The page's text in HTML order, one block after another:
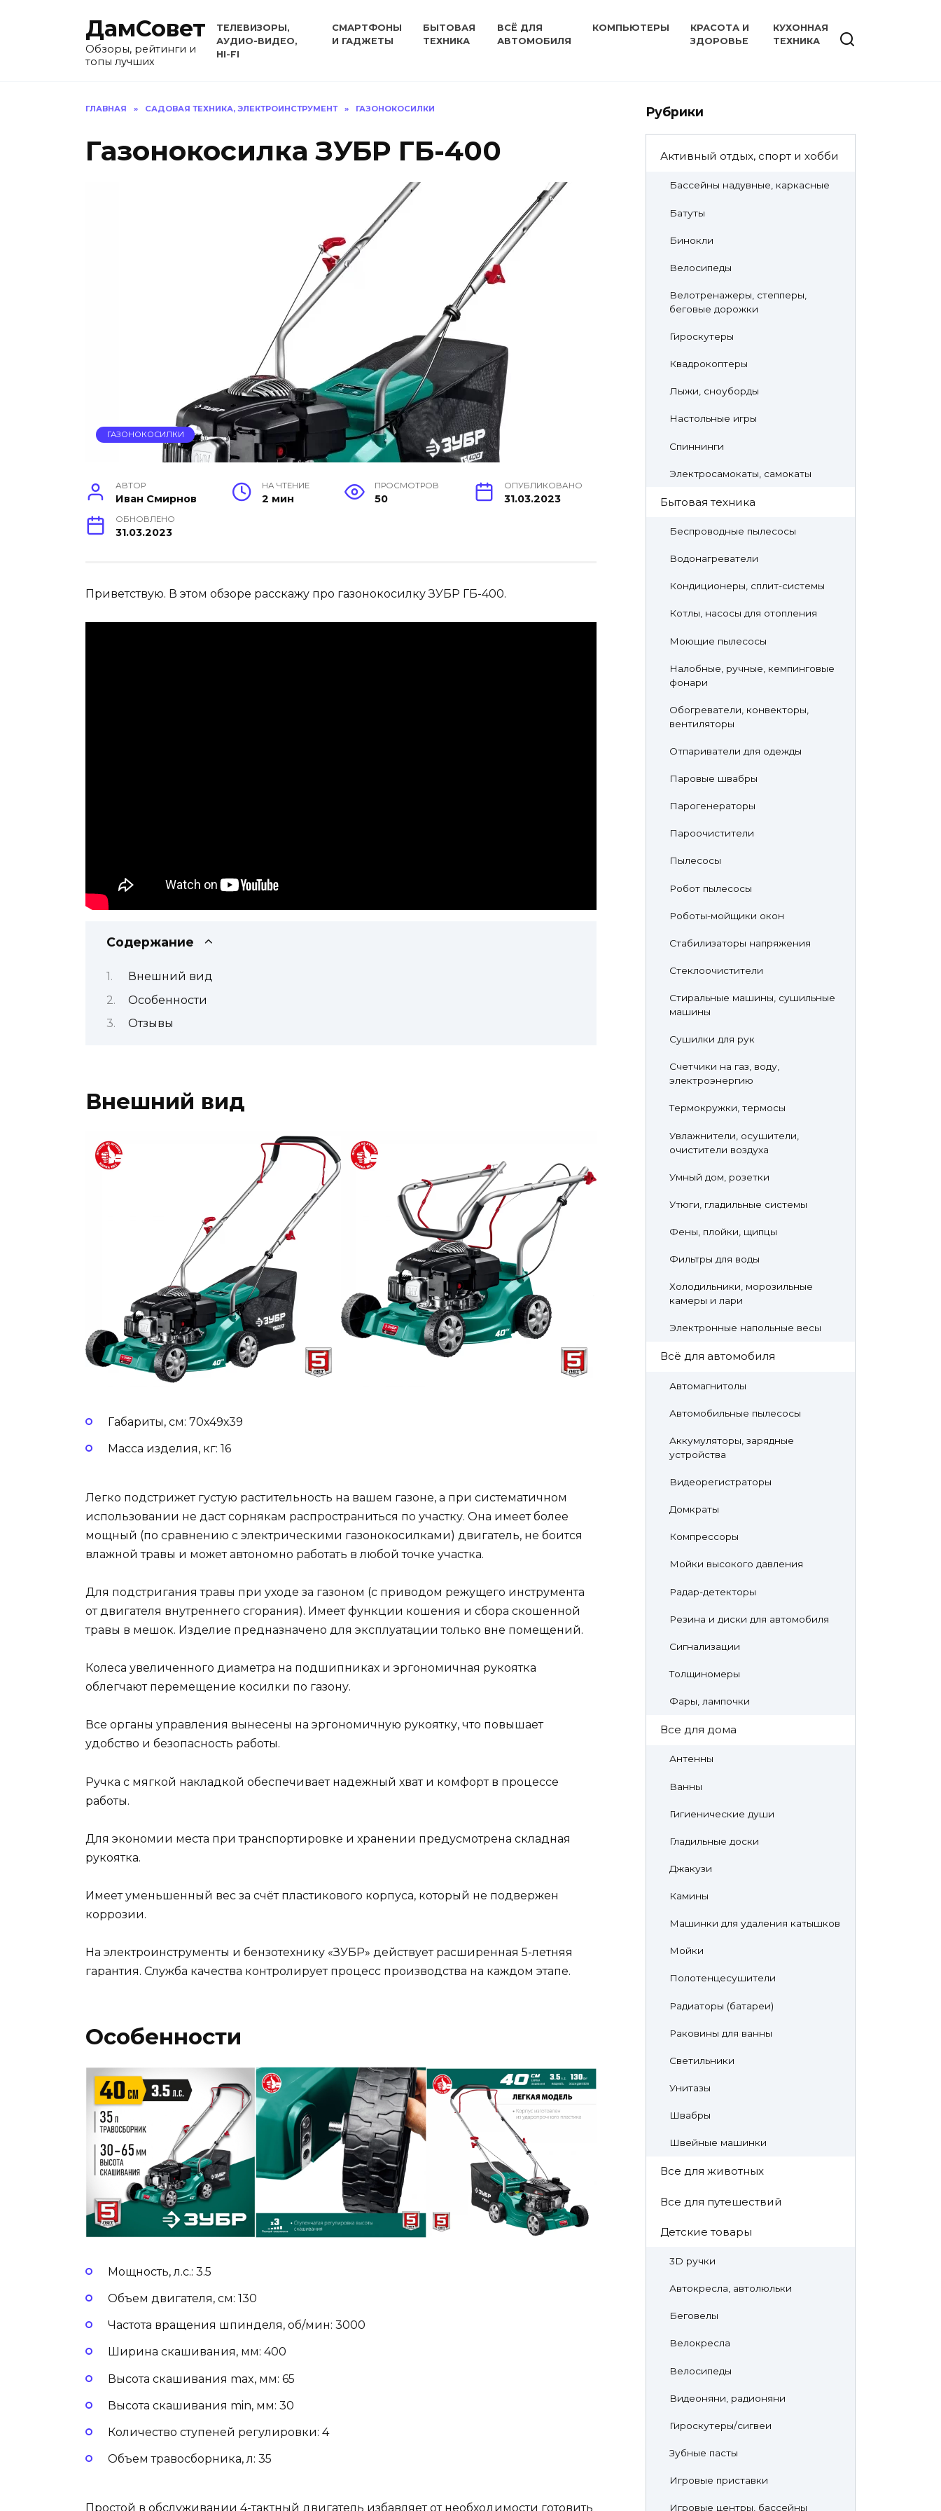
ДамСовет
Обзоры, рейтинги и
топы лучших
ТЕЛЕВИЗОРЫ,
АУДИО-ВИДЕО,
HI-FI
СМАРТФОНЫ
И ГАДЖЕТЫ
БЫТОВАЯ
ТЕХНИКА
ВСЁ ДЛЯ
АВТОМОБИЛЯ
КОМПЬЮТЕРЫ
КРАСОТА И
ЗДОРОВЬЕ
КУХОННАЯ
ТЕХНИКА
ГЛАВНАЯ » САДОВАЯ ТЕХНИКА, ЭЛЕКТРОИНСТРУМЕНТ » ГАЗОНОКОСИЛКИ
Газонокосилка ЗУБР ГБ-400
ГАЗОНОКОСИЛКИ
АВТОР
Иван Смирнов
НА ЧТЕНИЕ
2 мин
ПРОСМОТРОВ
50
ОПУБЛИКОВАНО
31.03.2023
ОБНОВЛЕНО
31.03.2023
Приветствую. В этом обзоре расскажу про газонокосилку ЗУБР ГБ-400.
Содержание
Внешний вид
Особенности
Отзывы
Внешний вид
Габариты, см: 70х49х39
Масса изделия, кг: 16
Легко подстрижет густую растительность на вашем газоне, а при систематичном
использовании не даст сорнякам распространиться по участку. Она имеет более
мощный (по сравнению с электрическими газонокосилками) двигатель, не боится
влажной травы и может автономно работать в любой точке участка.
Для подстригания травы при уходе за газоном (с приводом режущего инструмента
от двигателя внутреннего сгорания). Имеет функции кошения и сбора скошенной
травы в мешок. Изделие предназначено для эксплуатации только вне помещений.
Колеса увеличенного диаметра на подшипниках и эргономичная рукоятка
облегчают перемещение косилки по газону.
Все органы управления вынесены на эргономичную рукоятку, что повышает
удобство и безопасность работы.
Ручка с мягкой накладкой обеспечивает надежный хват и комфорт в процессе
работы.
Для экономии места при транспортировке и хранении предусмотрена складная
рукоятка.
Имеет уменьшенный вес за счёт пластикового корпуса, который не подвержен
коррозии.
На электроинструменты и бензотехнику «ЗУБР» действует расширенная 5-летняя
гарантия. Служба качества контролирует процесс производства на каждом этапе.
Особенности
Мощность, л.с.: 3.5
Объем двигателя, см: 130
Частота вращения шпинделя, об/мин: 3000
Ширина скашивания, мм: 400
Высота скашивания max, мм: 65
Высота скашивания min, мм: 30
Количество ступеней регулировки: 4
Объем травосборника, л: 35
Простой в обслуживании 4-тактный двигатель избавляет от необходимости готовить
Рубрики
Активный отдых, спорт и хобби
Бассейны надувные, каркасные
Батуты
Бинокли
Велосипеды
Велотренажеры, степперы,
беговые дорожки
Гироскутеры
Квадрокоптеры
Лыжи, сноуборды
Настольные игры
Спиннинги
Электросамокаты, самокаты
Бытовая техника
Беспроводные пылесосы
Водонагреватели
Кондиционеры, сплит-системы
Котлы, насосы для отопления
Моющие пылесосы
Налобные, ручные, кемпинговые
фонари
Обогреватели, конвекторы,
вентиляторы
Отпариватели для одежды
Паровые швабры
Парогенераторы
Пароочистители
Пылесосы
Робот пылесосы
Роботы-мойщики окон
Стабилизаторы напряжения
Стеклоочистители
Стиральные машины, сушильные
машины
Сушилки для рук
Счетчики на газ, воду,
электроэнергию
Термокружки, термосы
Увлажнители, осушители,
очистители воздуха
Умный дом, розетки
Утюги, гладильные системы
Фены, плойки, щипцы
Фильтры для воды
Холодильники, морозильные
камеры и лари
Электронные напольные весы
Всё для автомобиля
Автомагнитолы
Автомобильные пылесосы
Аккумуляторы, зарядные
устройства
Видеорегистраторы
Домкраты
Компрессоры
Мойки высокого давления
Радар-детекторы
Резина и диски для автомобиля
Сигнализации
Толщиномеры
Фары, лампочки
Все для дома
Антенны
Ванны
Гигиенические души
Гладильные доски
Джакузи
Камины
Машинки для удаления катышков
Мойки
Полотенцесушители
Радиаторы (батареи)
Раковины для ванны
Светильники
Унитазы
Швабры
Швейные машинки
Все для животных
Все для путешествий
Детские товары
3D ручки
Автокресла, автолюльки
Беговелы
Велокресла
Велосипеды
Видеоняни, радионяни
Гироскутеры/сигвеи
Зубные пасты
Игровые приставки
Игровые центры, бассейны